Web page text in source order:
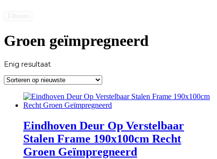
Groen geïmpregneerd
Enig resultaat
Eindhoven Deur Op Verstelbaar
Stalen Frame 190x100cm Recht
Groen Geïmpregneerd